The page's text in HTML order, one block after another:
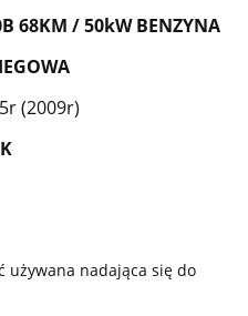
68KM / 50kW BENZYNA
(2009r)
używana nadająca się do